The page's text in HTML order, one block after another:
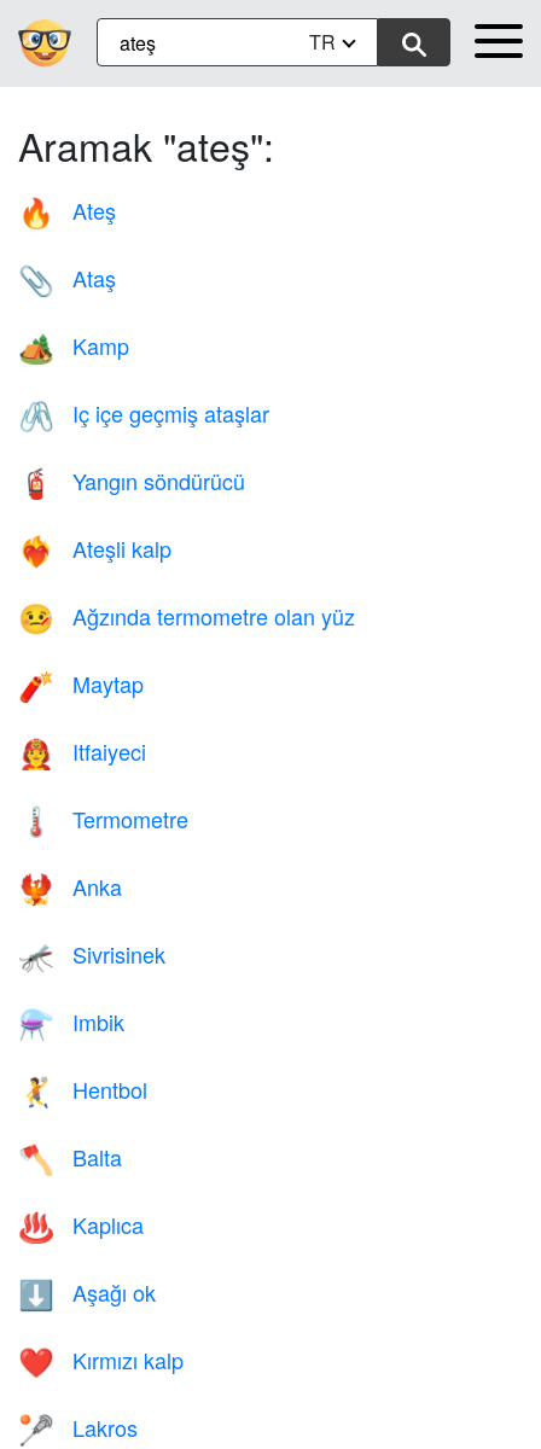
TR
Aramak "ateş":
🔥 Ateş
📎 Ataş
🏕️ Kamp
🖇️ Iç içe geçmiş ataşlar
🧯 Yangın söndürücü
❤️‍🔥 Ateşli kalp
🤒 Ağzında termometre olan yüz
🧨 Maytap
🧑‍🚒 Itfaiyeci
🌡️ Termometre
🐦‍🔥 Anka
🦟 Sivrisinek
⚗️ Imbik
🤾 Hentbol
🪓 Balta
♨️ Kaplıca
⬇️ Aşağı ok
❤️ Kırmızı kalp
🥍 Lakros